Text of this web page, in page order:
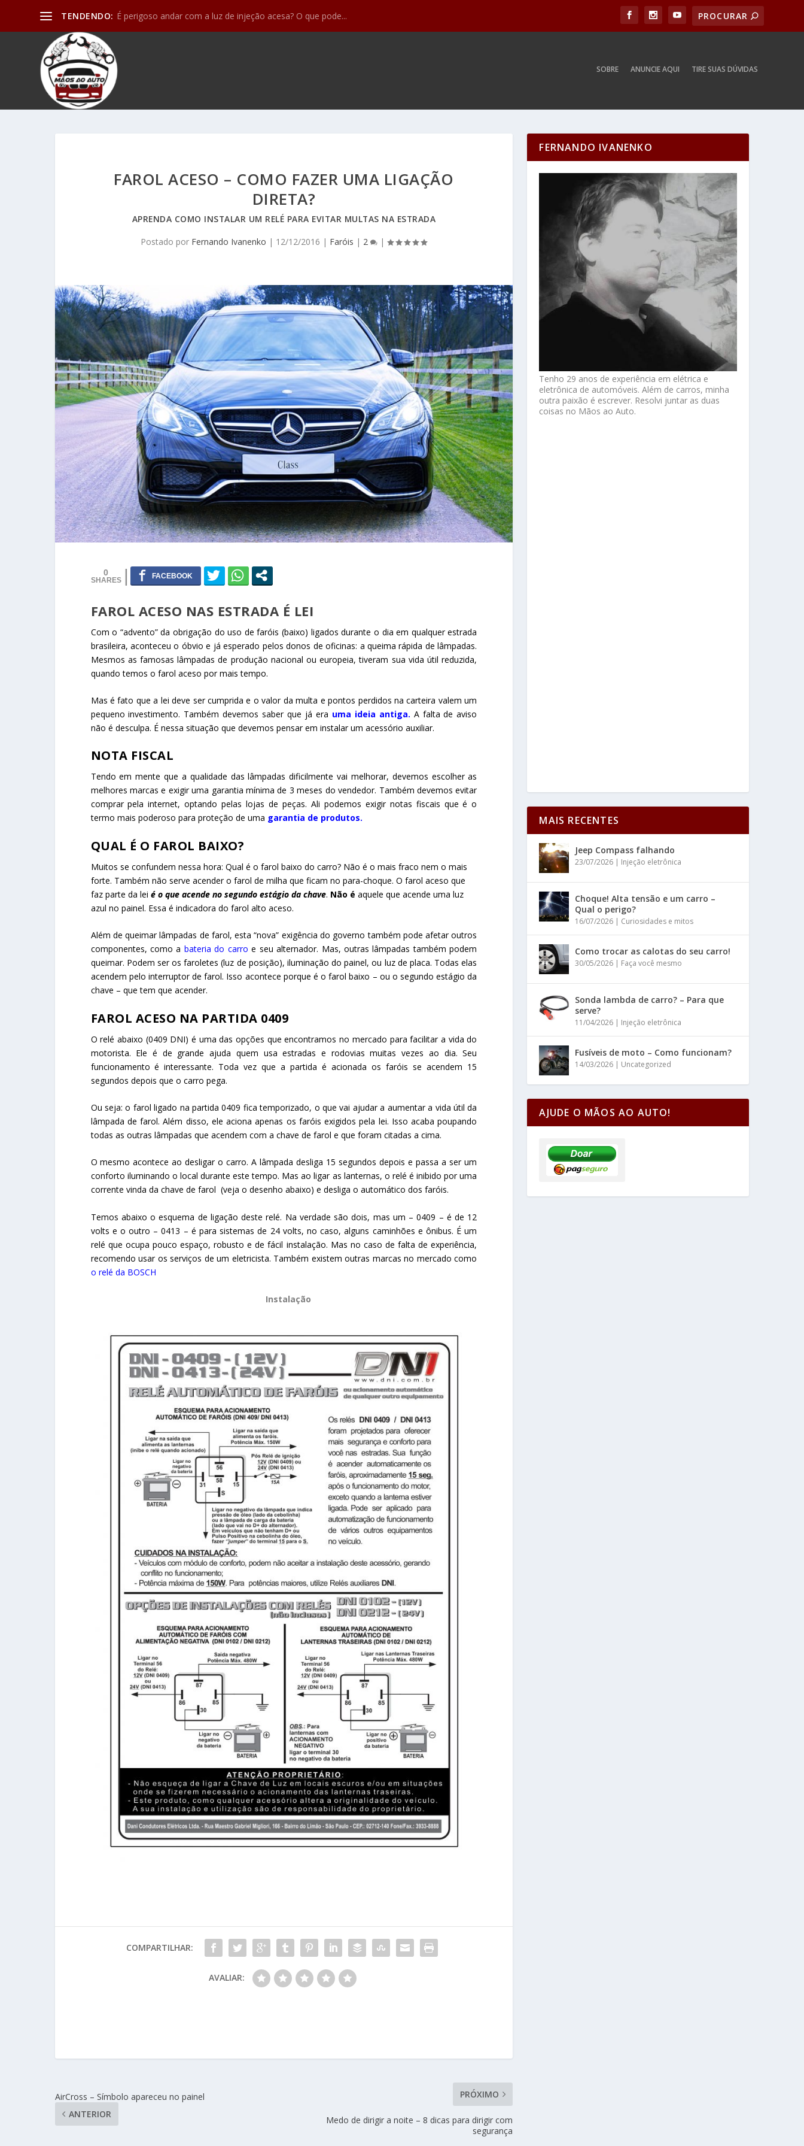
TENDENDO: Motor de partida (ou arranque) e os defeitos mais comun...
SOBRE ANUNCIE AQUI TIRE SUAS DÚVIDAS
FAROL ACESO – COMO FAZER UMA LIGAÇÃO
DIRETA?
APRENDA COMO INSTALAR UM RELÉ PARA EVITAR MULTAS NA ESTRADA
Postado por Fernando Ivanenko | 12/12/2016 | Faróis | 2 |
0
FAROL ACESO NAS ESTRADA É LEI
Com o “advento” da obrigação do uso de faróis (baixo) ligados durante o dia em qualquer estrada
brasileira, aconteceu o óbvio e já esperado pelos donos de oficinas: a queima rápida de lâmpadas.
Mesmos as famosas lâmpadas de produção nacional ou europeia, tiveram sua vida útil reduzida,
quando temos o farol aceso por mais tempo.
Mas é fato que a lei deve ser cumprida e o valor da multa e pontos perdidos na carteira valem um
pequeno investimento. Também devemos saber que já era uma ideia antiga. A falta de aviso
não é desculpa. É nessa situação que devemos pensar em instalar um acessório auxiliar.
NOTA FISCAL
Tendo em mente que a qualidade das lâmpadas dificilmente vai melhorar, devemos escolher as
melhores marcas e exigir uma garantia mínima de 3 meses do vendedor. Também devemos evitar
comprar pela internet, optando pelas lojas de peças. Ali podemos exigir notas fiscais que é o
termo mais poderoso para proteção de uma garantia de produtos.
QUAL É O FAROL BAIXO?
Muitos se confundem nessa hora: Qual é o farol baixo do carro? Não é o mais fraco nem o mais
forte. Também não serve acender o farol de milha que ficam no para-choque. O farol aceso que
faz parte da lei é o que acende no segundo estágio da chave. Não é aquele que acende uma luz
azul no painel. Essa é indicadora do farol alto aceso.
Além de queimar lâmpadas de farol, esta “nova” exigência do governo também pode afetar outros
componentes, como a bateria do carro e seu alternador. Mas, outras lâmpadas também podem
queimar. Podem ser os faroletes (luz de posição), iluminação do painel, ou luz de placa. Todas elas
acendem pelo interruptor de farol. Isso acontece porque é o farol baixo – ou o segundo estágio da
chave – que tem que acender.
FAROL ACESO NA PARTIDA 0409
O relé abaixo (0409 DNI) é uma das opções que encontramos no mercado para facilitar a vida do
motorista. Ele é de grande ajuda quem usa estradas e rodovias muitas vezes ao dia. Seu
funcionamento é interessante. Toda vez que a partida é acionada os faróis se acendem 15
segundos depois que o carro pega.
Ou seja: o farol ligado na partida 0409 fica temporizado, o que vai ajudar a aumentar a vida útil da
lâmpada de farol. Além disso, ele aciona apenas os faróis exigidos pela lei. Isso acaba poupando
todas as outras lâmpadas que acendem com a chave de farol e que foram citadas a cima.
O mesmo acontece ao desligar o carro. A lâmpada desliga 15 segundos depois e passa a ser um
conforto iluminando o local durante este tempo. Mas ao ligar as lanternas, o relé é inibido por uma
corrente vinda da chave de farol (veja o desenho abaixo) e desliga o automático dos faróis.
Temos abaixo o esquema de ligação deste relé. Na verdade são dois, mas um – 0409 – é de 12
volts e o outro – 0413 – é para sistemas de 24 volts, no caso, alguns caminhões e ônibus. É um
relé que ocupa pouco espaço, robusto e de fácil instalação. Mas no caso de falta de experiência,
recomendo usar os serviços de um eletricista. Também existem outras marcas no mercado como
o relé da BOSCH
Instalação
COMPARTILHAR:
AVALIAR:
AirCross – Símbolo apareceu no painel
ANTERIOR
PRÓXIMO
Medo de dirigir a noite – 8 dicas para dirigir com
segurança
FERNANDO IVANENKO
Tenho 29 anos de experiência em elétrica e
eletrônica de automóveis. Além de carros, minha
outra paixão é escrever. Resolvi juntar as duas
coisas no Mãos ao Auto.
MAIS RECENTES
Jeep Compass falhando
23/07/2026 | Injeção eletrônica
Choque! Alta tensão e um carro –
Qual o perigo?
16/07/2026 | Curiosidades e mitos
Como trocar as calotas do seu carro!
30/05/2026 | Faça você mesmo
Sonda lambda de carro? – Para que
serve?
11/04/2026 | Injeção eletrônica
Fusíveis de moto – Como funcionam?
14/03/2026 | Uncategorized
AJUDE O MÃOS AO AUTO!